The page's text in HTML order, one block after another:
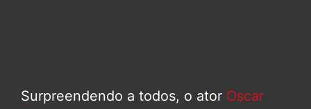
Surpreendendo a todos, o ator Oscar